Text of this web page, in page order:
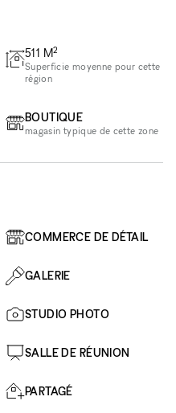
511 M2
Superficie moyenne pour cette
région
BOUTIQUE
magasin typique de cette zone
COMMERCE DE DÉTAIL
GALERIE
STUDIO PHOTO
SALLE DE RÉUNION
PARTAGÉ